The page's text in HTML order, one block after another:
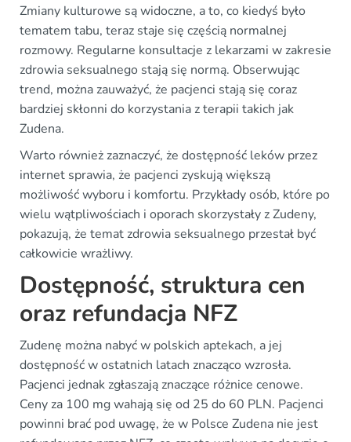
Zmiany kulturowe są widoczne, a to, co kiedyś było
tematem tabu, teraz staje się częścią normalnej
rozmowy. Regularne konsultacje z lekarzami w zakresie
zdrowia seksualnego stają się normą. Obserwując
trend, można zauważyć, że pacjenci stają się coraz
bardziej skłonni do korzystania z terapii takich jak
Zudena.
Warto również zaznaczyć, że dostępność leków przez
internet sprawia, że pacjenci zyskują większą
możliwość wyboru i komfortu. Przykłady osób, które po
wielu wątpliwościach i oporach skorzystały z Zudeny,
pokazują, że temat zdrowia seksualnego przestał być
całkowicie wrażliwy.
Dostępność, struktura cen
oraz refundacja NFZ
Zudenę można nabyć w polskich aptekach, a jej
dostępność w ostatnich latach znacząco wzrosła.
Pacjenci jednak zgłaszają znaczące różnice cenowe.
Ceny za 100 mg wahają się od 25 do 60 PLN. Pacjenci
powinni brać pod uwagę, że w Polsce Zudena nie jest